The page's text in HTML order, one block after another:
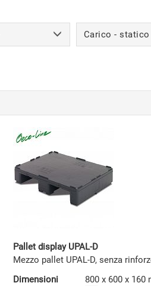
Carico - statico
Pallet display UPAL-D
Mezzo pallet UPAL-D, senza
Dimensioni
800 x 600 x 160